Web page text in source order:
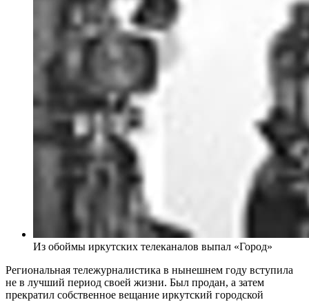
Из обоймы иркутских телеканалов выпал «Город»
Региональная тележурналистика в нынешнем году вступила
не в лучший период своей жизни. Был продан, а затем
прекратил собственное вещание иркутский городской